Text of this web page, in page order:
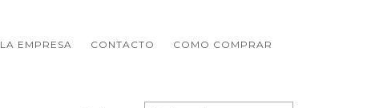
LA EMPRESA CONTACTO COMO COMPRAR